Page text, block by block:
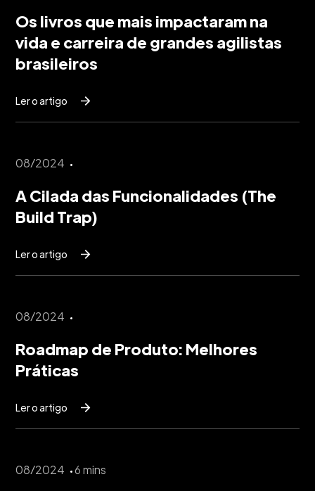
Os livros que mais impactaram na
vida e carreira de grandes agilistas
brasileiros
Ler o artigo
08/2024
A Cilada das Funcionalidades (The
Build Trap)
Ler o artigo
08/2024
Roadmap de Produto: Melhores
Práticas
Ler o artigo
08/2024 6 mins